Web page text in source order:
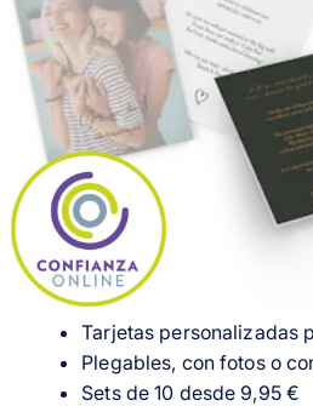
Fundas
Tarjetas
Inspiración
Atención al cliente
Tarjetas personalizadas
Plegables, con fotos o
Sets de 10 desde 9,95 €